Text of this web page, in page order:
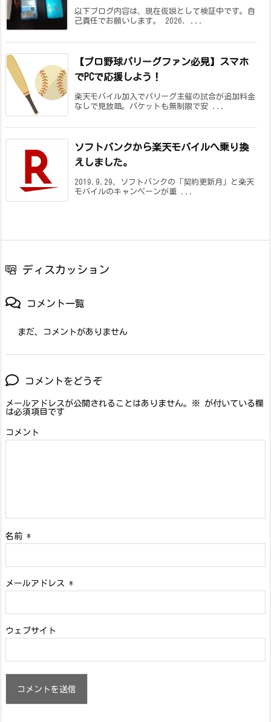
以下ブログ内容は、現在仮説として検証中です。自
己責任でお願いします。 2026. ...
【プロ野球パリーグファン必見】スマホ
でPCで応援しよう！
楽天モバイル加入でパリーグ主催の試合が追加料金
なしで見放題。パケットも無制限で安 ...
ソフトバンクから楽天モバイルへ乗り換
えしました。
2019.9.29、ソフトバンクの「契約更新月」と楽天
モバイルのキャンペーンが重 ...
ディスカッション
コメント一覧
まだ、コメントがありません
コメントをどうぞ
メールアドレスが公開されることはありません。 ※ が付いている欄
は必須項目です
コメント
名前 *
メールアドレス *
ウェブサイト